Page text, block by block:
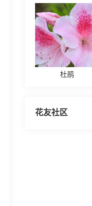
杜鹃
花友社区